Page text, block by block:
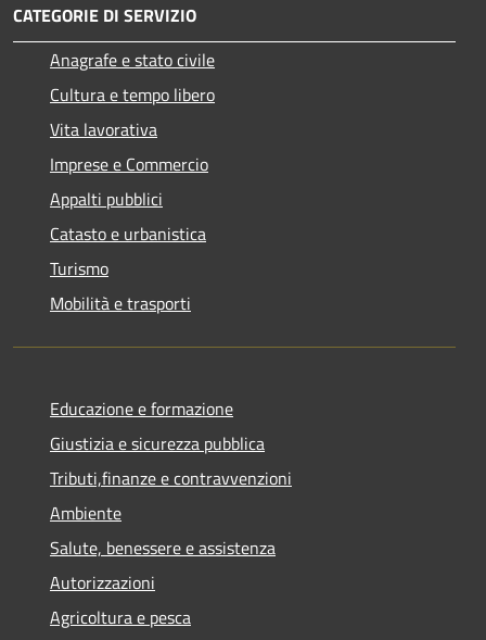
CATEGORIE DI SERVIZIO
Anagrafe e stato civile
Cultura e tempo libero
Vita lavorativa
Imprese e Commercio
Appalti pubblici
Catasto e urbanistica
Turismo
Mobilità e trasporti
Educazione e formazione
Giustizia e sicurezza pubblica
Tributi,finanze e contravvenzioni
Ambiente
Salute, benessere e assistenza
Autorizzazioni
Agricoltura e pesca